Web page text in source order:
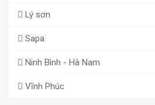
Lý sơn
Sapa
Ninh Bình - Hà Nam
Vĩnh Phúc